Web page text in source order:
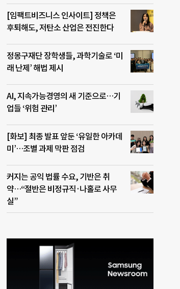
[임팩트비즈니스 인사이트] 정책은
후퇴해도, 저탄소 산업은 전진한다
정몽구재단 장학생들, 과학기술로 ‘미
래 난제’ 해법 제시
AI, 지속가능경영의 새 기준으로…기
업들 ‘위험 관리’
[화보] 최종 발표 앞둔 ‘유일한 아카데
미’…조별 과제 막판 점검
커지는 공익 법률 수요, 기반은 취
약…“절반은 비정규직·나홀로 사무
실”